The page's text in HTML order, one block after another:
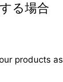
る場合
products as